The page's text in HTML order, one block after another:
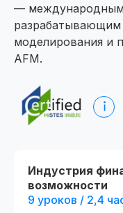
— международным
разрабатывающим
моделирования и
AFM.
Индустрия
возможности
9 уроков / 2,4